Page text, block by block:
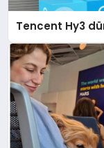
Tencent Hy3